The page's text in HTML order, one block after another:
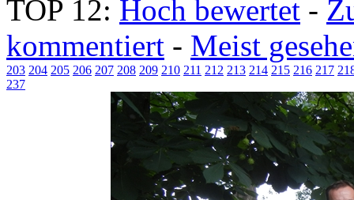
TOP 12: Hoch bewertet -
kommentiert - Meist
203 204 205 206 207 208 209 210 211 212 213 214 215 216 217
237